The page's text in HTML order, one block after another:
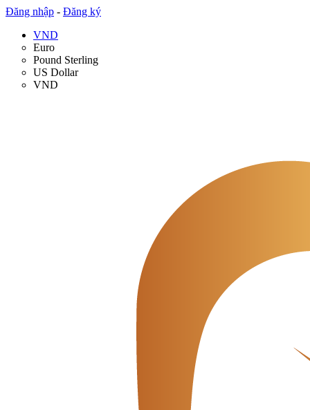
Đăng nhập - Đăng ký
VND
Euro
Pound Sterling
US Dollar
VND